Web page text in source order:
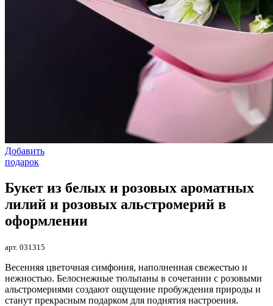
Добавить
подарок
Букет из белых и розовых ароматных
лилий и розовых альстромерий в
оформлении
арт. 031315
Весенняя цветочная симфония, наполненная свежестью и
нежностью. Белоснежные тюльпаны в сочетании с розовыми
альстромериями создают ощущение пробуждения природы и
станут прекрасным подарком для поднятия настроения.